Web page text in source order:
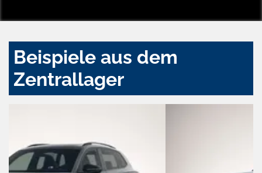
Beispiele aus dem
Zentrallager